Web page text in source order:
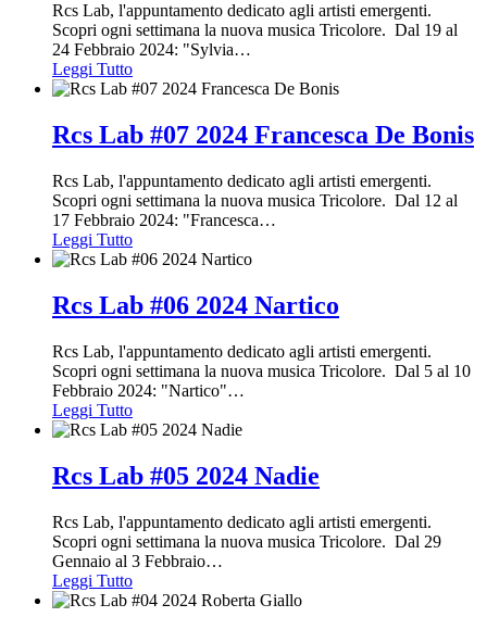
Rcs Lab, l'appuntamento dedicato agli artisti emergenti.
Scopri ogni settimana la nuova musica Tricolore. Dal 19 al
24 Febbraio 2024: "Sylvia…
Leggi Tutto
Rcs Lab #07 2024 Francesca De Bonis
Rcs Lab, l'appuntamento dedicato agli artisti emergenti.
Scopri ogni settimana la nuova musica Tricolore. Dal 12 al
17 Febbraio 2024: "Francesca…
Leggi Tutto
Rcs Lab #06 2024 Nartico
Rcs Lab, l'appuntamento dedicato agli artisti emergenti.
Scopri ogni settimana la nuova musica Tricolore. Dal 5 al 10
Febbraio 2024: "Nartico"…
Leggi Tutto
Rcs Lab #05 2024 Nadie
Rcs Lab, l'appuntamento dedicato agli artisti emergenti.
Scopri ogni settimana la nuova musica Tricolore. Dal 29
Gennaio al 3 Febbraio…
Leggi Tutto